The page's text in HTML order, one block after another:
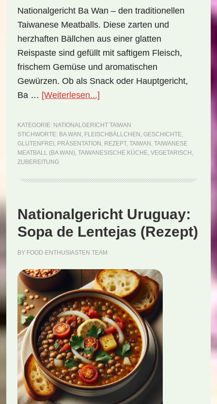
Nationalgericht Ba Wan – den traditionellen
Taiwanese Meatballs. Diese zarten und
herzhaften Bällchen aus einer glatten
Reispaste sind gefüllt mit saftigem Fleisch,
frischem Gemüse und aromatischen
Gewürzen. Ob als Snack oder Hauptgericht,
Ba … [Weiterlesen...]ÜberNationalgericht
Taiwanese
Meatball
(Ba
(Rezept)
KATEGORIE: NATIONALGERICHT TAIWAN
STICHWORTE: BA WAN , FLEISCHBÄLLCHEN , GESCHICHTE,
GLUTENFREI , PRÄSENTATION , REZEPT, TAIWAN , TAIWANESE
MEATBALL (BA WAN), TAIWANESISCHE KÜCHE, VEGETARISCH ,
ZUBEREITUNG
Nationalgericht Uruguay:
Sopa de Lentejas (Rezept)
BY FOOD-ENTHUSIASTEN TEAM